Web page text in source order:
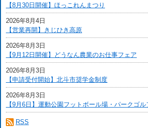
【8月30日開催】ほっこれんまつり
2026年8月4日
【営業再開】きじひき高原
2026年8月3日
【9月12日開催】どうなん農業のお仕事フェア
2026年8月3日
【申請受付開始】北斗市奨学金制度
2026年8月3日
【9月6日】運動公園フットボール場・パークゴ
RSS